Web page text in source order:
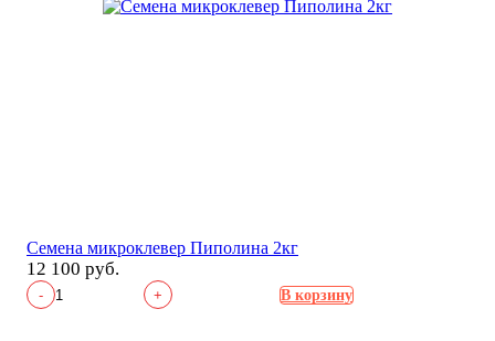
Семена микроклевер Пиполина 2кг
12 100 руб.
- + В корзину